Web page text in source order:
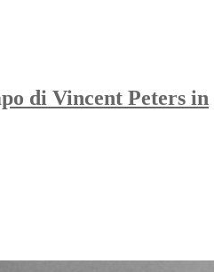
di Vincent Peters in